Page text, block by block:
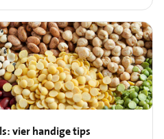
vier handige tips